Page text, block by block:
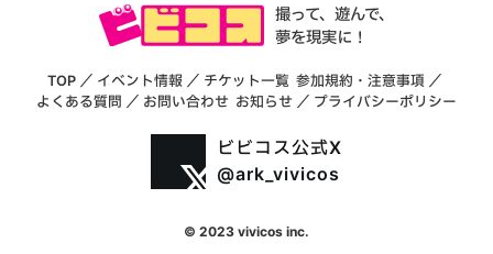
撮って、遊んで、
夢を現実に！
TOP ／ イベント情報 ／ チケット一覧 参加規約・注意事項 ／
よくある質問 ／ お問い合わせ お知らせ ／ プライバシーポリシー
ビビコス公式X
@ark_vivicos
© 2023 vivicos inc.